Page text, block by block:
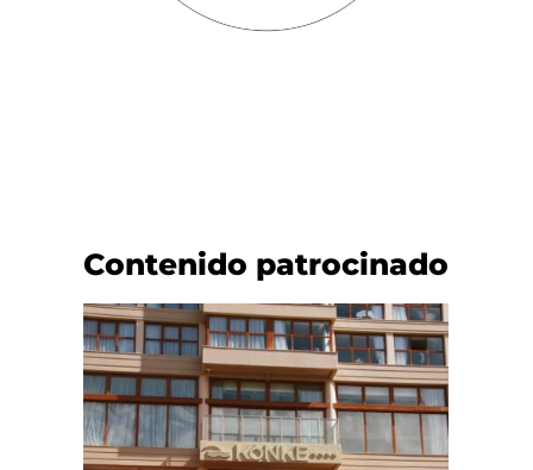
Contenido patrocinado